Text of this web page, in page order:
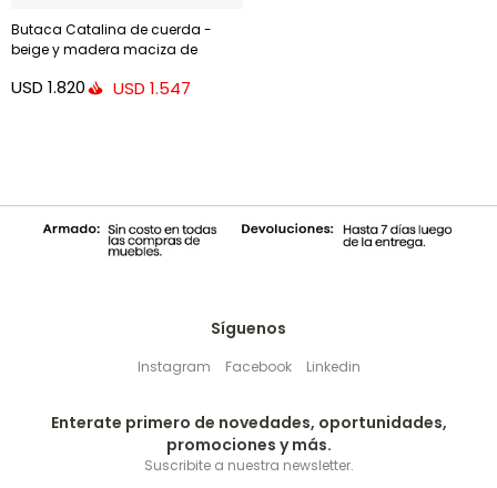
Butaca Catalina de cuerda -
beige y madera maciza de
USD 1.820 USD 1.547
Síguenos
Instagram Facebook Linkedin
Enterate primero de novedades, oportunidades,
promociones y más.
Suscribite a nuestra newsletter.